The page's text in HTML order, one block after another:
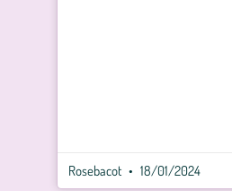
Rosebacot 18/01/2024